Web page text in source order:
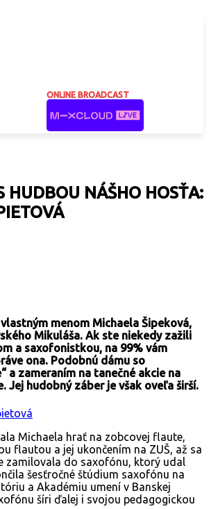
ONLINE BROADCAST
HUDBOU NÁŠHO HOSŤA:
menom Michaela Šipeková,
Mikuláša. Ak ste niekedy zažili
a saxofonistkou, na 99% vám
ona. Podobnú dámu so
a zameraním na tanečné akcie na
Jej hudobný záber je však oveľa širší.
Michaela hrať na zobcovej flaute,
flautou a jej ukončením na ZUŠ, až sa
zamilovala do saxofónu, ktorý udal
šesťročné štúdium saxofónu na
a Akadémiu umení v Banskej
šíri ďalej i svojou pedagogickou